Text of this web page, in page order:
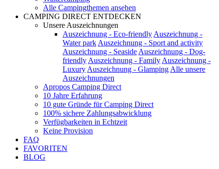
Alle Campingthemen ansehen
CAMPING DIRECT ENTDECKEN
Unsere Auszeichnungen
Auszeichnung - Eco-friendly Auszeichnung -
Water park Auszeichnung - Sport and activity
Auszeichnung - Seaside Auszeichnung - Dog-
friendly Auszeichnung - Family Auszeichnung -
Luxury Auszeichnung - Glamping Alle unsere
Auszeichnungen
Apropos Camping Direct
10 Jahre Erfahrung
10 gute Gründe für Camping Direct
100% sichere Zahlungsabwicklung
Verfügbarkeiten in Echtzeit
Keine Provision
FAQ
FAVORITEN
BLOG